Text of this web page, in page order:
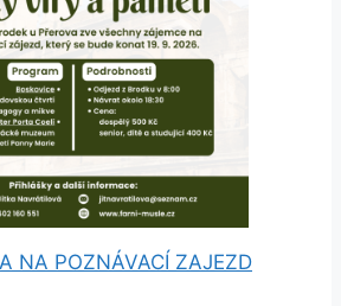
NA POZNÁVACÍ ZAJEZD